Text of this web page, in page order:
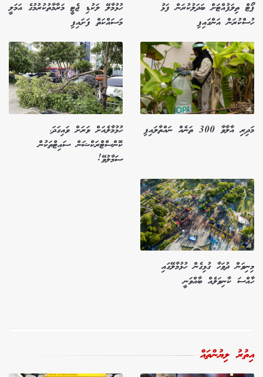
ޕޯޓް ތިލަފުއްޓަށް ބަދަލުކުރަން ފަޅު
ހުސްކުރަން އަންގައިފި
ހުޅުމާލޭ ލަކުޑި ޖެޓީ މަރާމާތުކުރުމުގެ އަމަލީ
މަސައްކަތް ފަށައިފި
މަދިރި އާލާވާ 300 ތަނެއް ނައްތާލައިފި
ހުޅުމާލެއަށް ވަރަށް ވައިގަދަ،
ކޮންސްޓްރަކްޝަން ސައިޓްތަކުން
ސަމާލުވޭ!
މިނިވަން ދުވަހާ ގުޅިގެން ހުޅުމާލޭގައި
ހާއްސަ ކާނިވަލެއް ބާއްވަނީ
އިތުރު ލިޔުންތައް